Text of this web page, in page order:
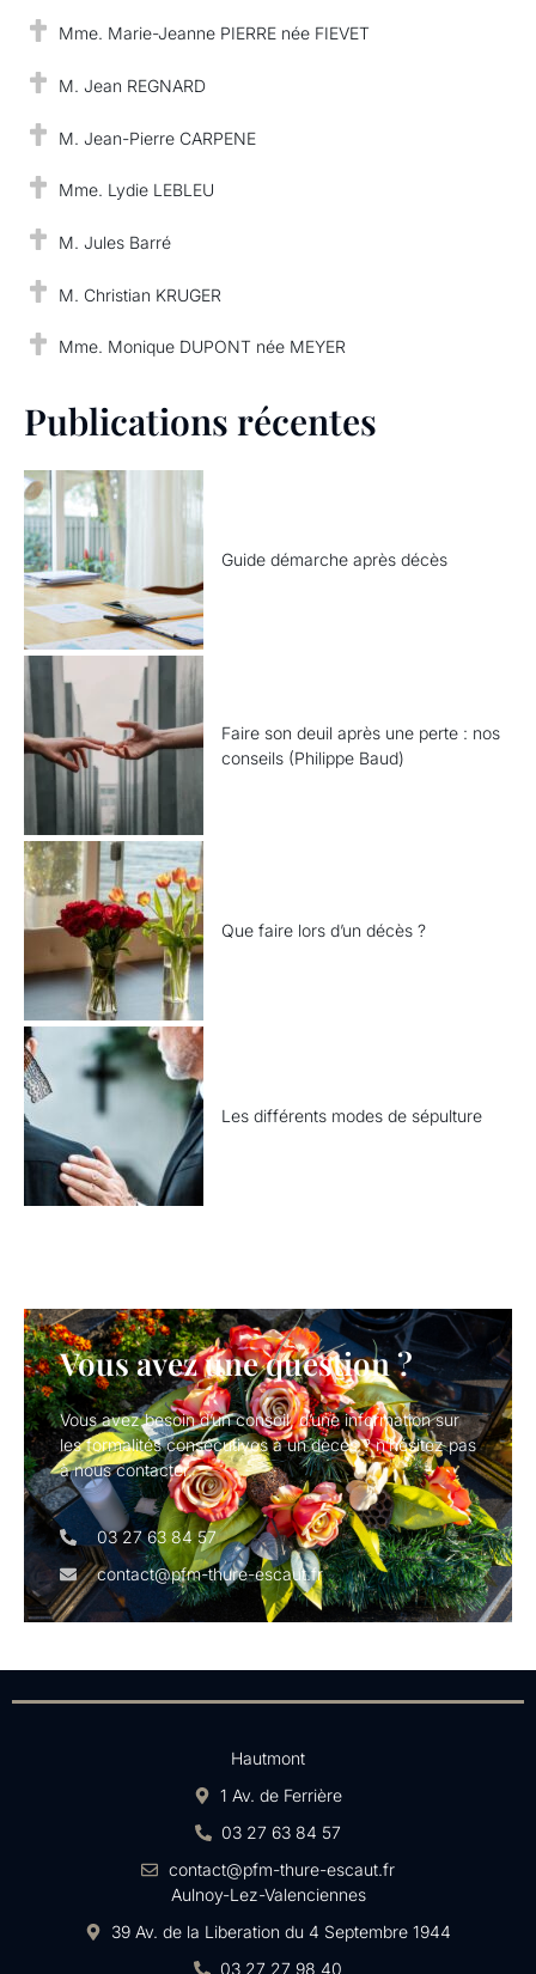
Mme. Marie-Jeanne PIERRE née FIEVET
M. Jean REGNARD
M. Jean-Pierre CARPENE
Mme. Lydie LEBLEU
M. Jules Barré
M. Christian KRUGER
Mme. Monique DUPONT née MEYER
Publications récentes
Guide démarche après décès
Faire son deuil après une perte : nos
conseils (Philippe Baud)
Que faire lors d’un décès ?
Les différents modes de sépulture
Vous avez une question ?
Vous avez besoin d’un conseil, d’une information sur
les formalités consécutives à un dècés ? n’hésitez pas
à nous contacter.
03 27 63 84 57
contact@pfm-thure-escaut.fr
Hautmont
1 Av. de Ferrière
03 27 63 84 57
contact@pfm-thure-escaut.fr
Aulnoy-Lez-Valenciennes
39 Av. de la Liberation du 4 Septembre 1944
03 27 27 98 40